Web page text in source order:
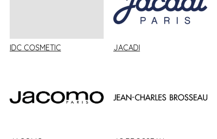
IDC COSMETIC JACADI